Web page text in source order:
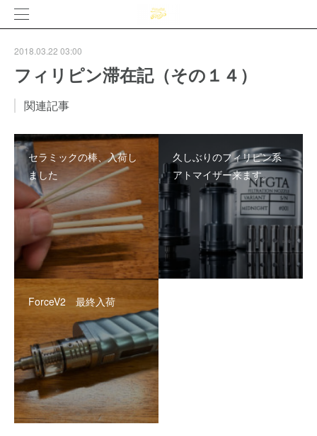
2018.03.22 03:00
フィリピン滞在記（その１４）
関連記事
セラミックの棒、入荷し
ました
久しぶりのフィリピン系
アトマイザー来ます。
ForceV2 最終入荷